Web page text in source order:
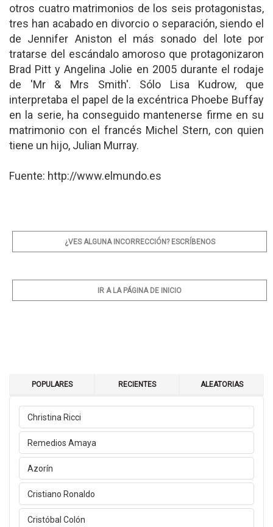
otros cuatro matrimonios de los seis protagonistas,
tres han acabado en divorcio o separación, siendo el
de Jennifer Aniston el más sonado del lote por
tratarse del escándalo amoroso que protagonizaron
Brad Pitt y Angelina Jolie en 2005 durante el rodaje
de 'Mr & Mrs Smith'. Sólo Lisa Kudrow, que
interpretaba el papel de la excéntrica Phoebe Buffay
en la serie, ha conseguido mantenerse firme en su
matrimonio con el francés Michel Stern, con quien
tiene un hijo, Julian Murray.
Fuente: http://www.elmundo.es
¿VES ALGUNA INCORRECCIÓN? ESCRÍBENOS
IR A LA PÁGINA DE INICIO
POPULARES RECIENTES ALEATORIAS
Christina Ricci
Remedios Amaya
Azorín
Cristiano Ronaldo
Cristóbal Colón